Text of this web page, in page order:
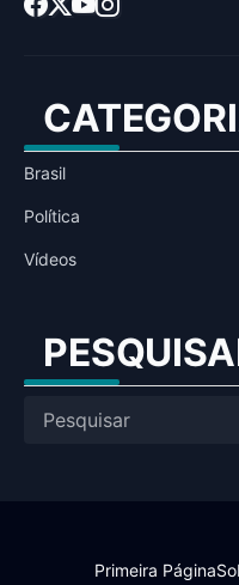
Brasil
Política
Vídeos
Primeira Página